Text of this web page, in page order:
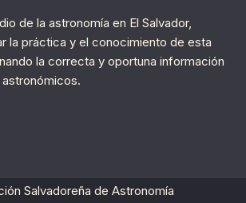
de la astronomía en El Salvador,
la práctica y el conocimiento de esta
la correcta y oportuna información
Salvadoreña de Astronomía